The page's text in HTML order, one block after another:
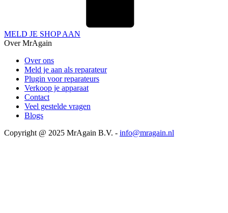
MELD JE SHOP AAN
Over MrAgain
Over ons
Meld je aan als reparateur
Plugin voor reparateurs
Verkoop je apparaat
Contact
Veel gestelde vragen
Blogs
Copyright @ 2025 MrAgain B.V. - info@mragain.nl